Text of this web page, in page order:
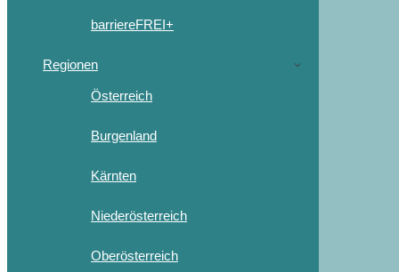
barriereFREI+
Regionen
Österreich
Burgenland
Kärnten
Niederösterreich
Oberösterreich